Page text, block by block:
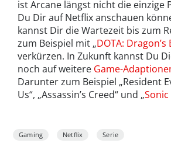
ist Arcane längst nicht die einzige
Du Dir auf Netflix anschauen
kannst Dir die Wartezeit bis zum
zum Beispiel mit „DOTA: Dragon’s
verkürzen. In Zukunft kannst Du
noch auf weitere Game-
Darunter zum Beispiel „Resident
Us“, „Assassin’s Creed“ und „
Gaming Netflix Serie